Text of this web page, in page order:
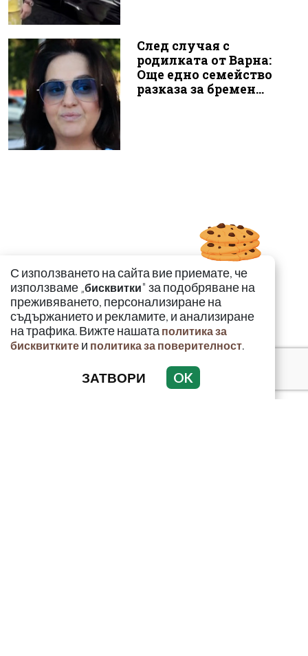
След случая с
родилката от Варна:
Още едно семейство
разказа за бремен...
С използването на сайта вие приемате, че
използваме „бисквитки" за подобряване на
преживяването, персонализиране на
съдържанието и рекламите, и анализиране
на трафика. Вижте нашата политика за
бисквитките и политика за поверителност.
ЗАТВОРИ OK